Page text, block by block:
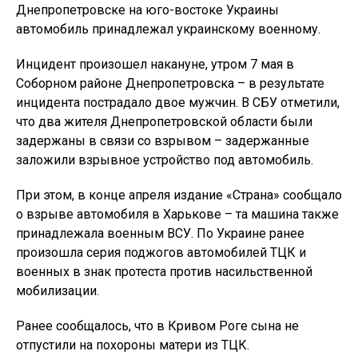
Днепропетровске на юго-востоке Украины
автомобиль принадлежал украинскому военному.
Инцидент произошел накануне, утром 7 мая в
Соборном районе Днепропетровска – в результате
инцидента пострадало двое мужчин. В СБУ отметили,
что два жителя Днепропетровской области были
задержаны в связи со взрывом – задержанные
заложили взрывное устройство под автомобиль.
При этом, в конце апреля издание «Страна» сообщало
о взрыве автомобиля в Харькове – та машина также
принадлежала военным ВСУ. По Украине ранее
произошла серия поджогов автомобилей ТЦК и
военных в знак протеста против насильственной
мобилизации.
Ранее сообщалось, что в Кривом Роге сына не
отпустили на похороны матери из ТЦК.